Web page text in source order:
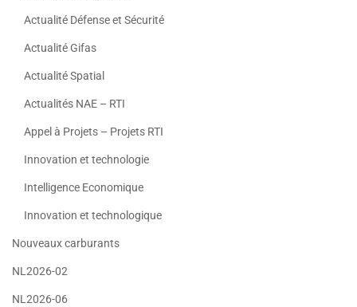
Actualité Défense et Sécurité
Actualité Gifas
Actualité Spatial
Actualités NAE – RTI
Appel à Projets – Projets RTI
Innovation et technologie
Intelligence Economique
Innovation et technologique
Nouveaux carburants
NL2026-02
NL2026-06